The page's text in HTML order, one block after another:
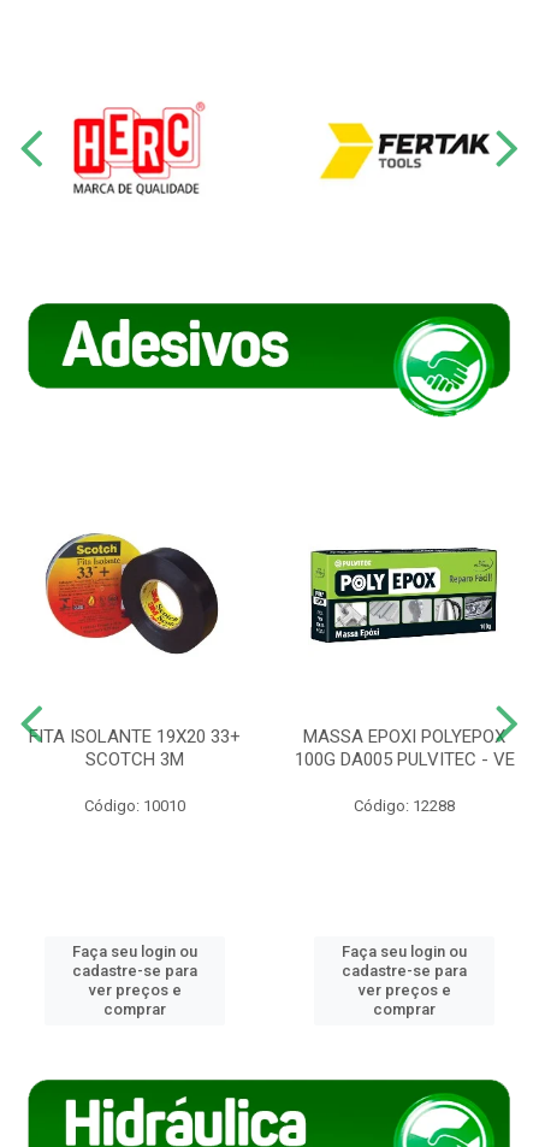
FITA ISOLANTE 19X20 33+
SCOTCH 3M
Código: 10010
Faça seu login ou
cadastre-se para
ver preços e
comprar
MASSA EPOXI POLYEPOX
100G DA005 PULVITEC - VE
Código: 12288
Faça seu login ou
cadastre-se para
ver preços e
comprar